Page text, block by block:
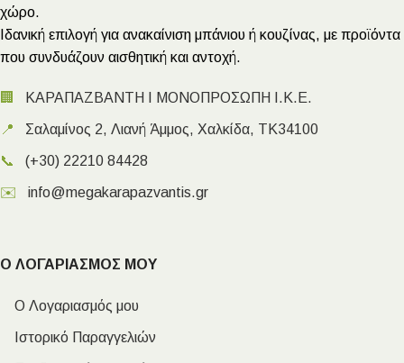
χώρο.
Ιδανική επιλογή για ανακαίνιση μπάνιου ή κουζίνας, με προϊόντα
που συνδυάζουν αισθητική και αντοχή.
🏢 ΚΑΡΑΠΑΖΒΑΝΤΗ Ι ΜΟΝΟΠΡΟΣΩΠΗ Ι.Κ.Ε.
📍 Σαλαμίνος 2, Λιανή Άμμος, Χαλκίδα, ΤΚ34100
📞 (+30) 22210 84428
✉️ info@megakarapazvantis.gr
Ο ΛΟΓΑΡΙΑΣΜΟΣ ΜΟΥ
Ο Λογαριασμός μου
Ιστορικό Παραγγελιών